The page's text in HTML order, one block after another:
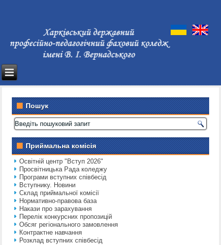
Пошук
Приймальна комісія
Освітній центр "Вступ 2026"
Просвітницька Рада коледжу
Програми вступних співбесід
Вступнику. Новини
Склад приймальної комісії
Нормативно-правова база
Накази про зарахування
Перелік конкурсних пропозицій
Обсяг регіонального замовлення
Контрактне навчання
Розклад вступних співбесід